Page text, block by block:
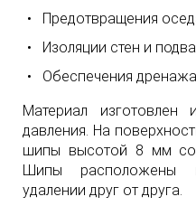
Предотвращения
Изоляции стен и
Обеспечения
Материал изготовлен
давления. На
шипы высотой 8 мм
Шипы расположены
удалении друг от друга.